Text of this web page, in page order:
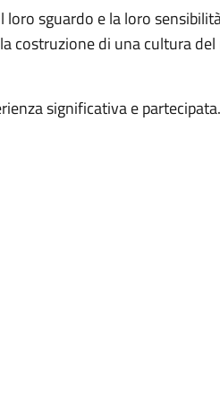
sguardo e la loro
costruzione di una cultura
significativa e partecipata.